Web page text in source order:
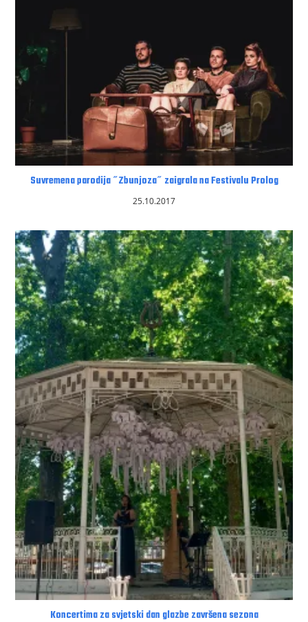
Suvremena parodija ˝Zbunjoza˝ zaigrala na Festivalu Prolog
25.10.2017
Koncertima za svjetski dan glazbe završena sezona